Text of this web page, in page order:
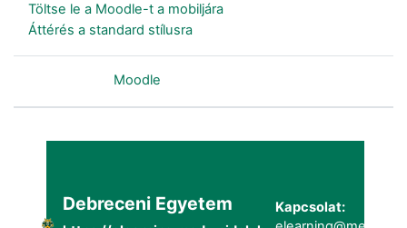
Töltse le a Moodle-t a mobiljára
Áttérés a standard stílusra
Moodle
Debreceni Egyetem
Kapcsolat: